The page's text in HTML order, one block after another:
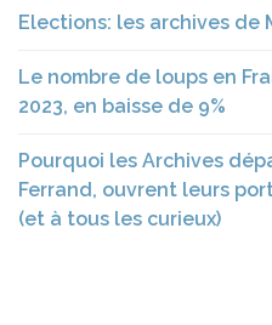
Elections: les archives de
Le nombre de loups en
2023, en baisse de 9%
Pourquoi les Archives
Ferrand, ouvrent leurs
(et à tous les curieux)